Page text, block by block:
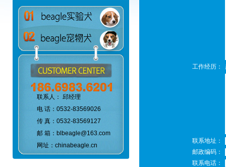
联系人： 邱经理
电 话：0532-83569026
传 真：0532-83569127
邮 箱：blbeagle@163.com
网址：chinabeagle.cn
工作经历：
联系地址：
邮政编码：
联系电话：